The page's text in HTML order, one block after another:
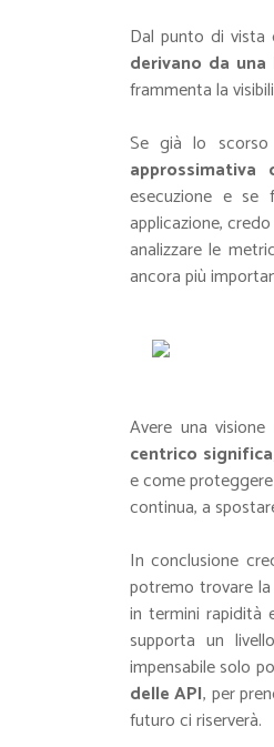
Dal punto di vista
derivano da
frammenta la
Se già lo scorso
esecuzione e se
applicazione,
analizzare le
ancora più
Avere una
centrico
e come
continua, a
In conclusione
potremo trovare
in termini rapidità
supporta un
impensabile solo
delle API, per
futuro ci riserverà.